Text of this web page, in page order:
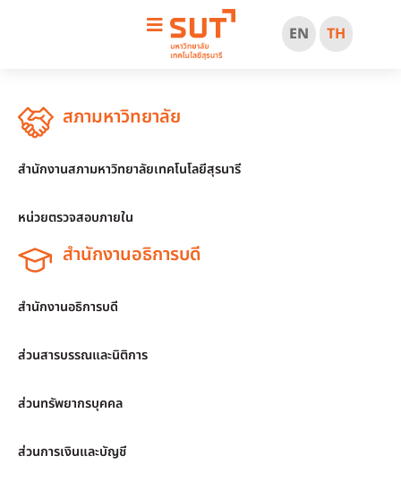
EN TH
สภามหาวิทยาลัย
สำนักงานสภามหาวิทยาลัยเทคโนโลยีสุรนารี
หน่วยตรวจสอบภายใน
สำนักงานอธิการบดี
สำนักงานอธิการบดี
ส่วนสารบรรณและนิติการ
ส่วนทรัพยากรบุคคล
ส่วนการเงินและบัญชี